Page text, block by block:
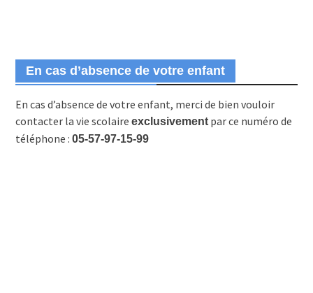
En cas d’absence de votre enfant
En cas d’absence de votre enfant, merci de bien vouloir
contacter la vie scolaire exclusivementpar ce numéro de
téléphone : 05-57-97-15-99